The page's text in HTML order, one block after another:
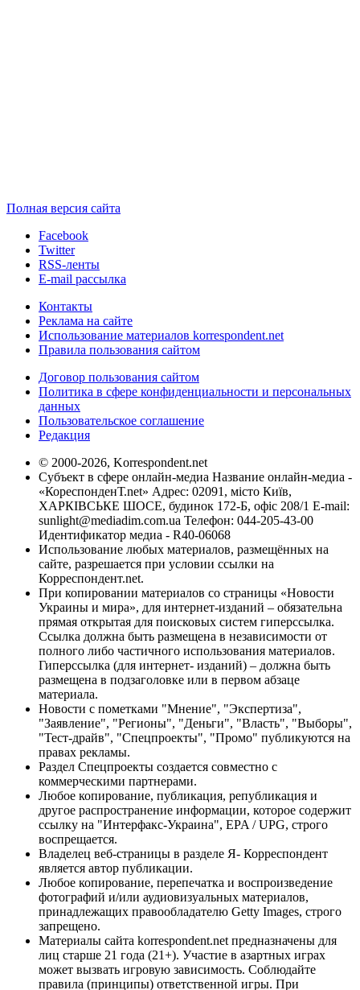
Полная версия сайта
Facebook
Twitter
RSS-ленты
E-mail рассылка
Контакты
Реклама на сайте
Использование материалов korrespondent.net
Правила пользования сайтом
Договор пользования сайтом
Политика в сфере конфиденциальности и персональных
данных
Пользовательское соглашение
Редакция
© 2000-2026, Korrespondent.net
Субъект в сфере онлайн-медиа Название онлайн-медиа -
«КореспонденТ.net» Адрес: 02091, місто Київ,
ХАРКІВСЬКЕ ШОСЕ, будинок 172-Б, офіс 208/1 E-mail:
sunlight@mediadim.com.ua Телефон: 044-205-43-00
Идентификатор медиа - R40-06068
Использование любых материалов, размещённых на
сайте, разрешается при условии ссылки на
Корреспондент.net.
При копировании материалов со страницы «Новости
Украины и мира», для интернет-изданий – обязательна
прямая открытая для поисковых систем гиперссылка.
Ссылка должна быть размещена в независимости от
полного либо частичного использования материалов.
Гиперссылка (для интернет- изданий) – должна быть
размещена в подзаголовке или в первом абзаце
материала.
Новости с пометками "Мнение", "Экспертиза",
"Заявление", "Регионы", "Деньги", "Власть", "Выборы",
"Тест-драйв", "Спецпроекты", "Промо" публикуются на
правах рекламы.
Раздел Спецпроекты создается совместно с
коммерческими партнерами.
Любое копирование, публикация, републикация и
другое распространение информации, которое содержит
ссылку на "Интерфакс-Украина", EPA / UPG, строго
воспрещается.
Владелец веб-страницы в разделе Я- Корреспондент
является автор публикации.
Любое копирование, перепечатка и воспроизведение
фотографий и/или аудиовизуальных материалов,
принадлежащих правообладателю Getty Images, строго
запрещено.
Материалы сайта korrespondent.net предназначены для
лиц старше 21 года (21+). Участие в азартных играх
может вызвать игровую зависимость. Соблюдайте
правила (принципы) ответственной игры. При